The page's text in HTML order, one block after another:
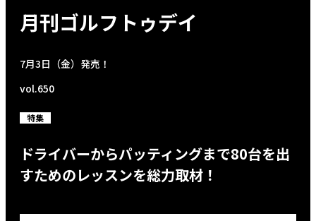
月刊ゴルフトゥデイ
7月3日（金）発売！
vol.650
特集
ドライバーからパッティングまで80台を出
すためのレッスンを総力取材！